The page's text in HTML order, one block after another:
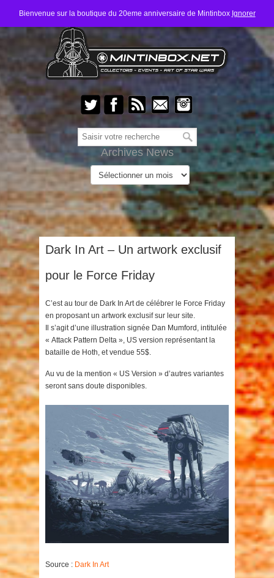
Bienvenue sur la boutique du 20eme anniversaire de Mintinbox Ignorer
Archives News
Dark In Art – Un artwork exclusif
pour le Force Friday
C’est au tour de Dark In Art de célébrer le Force Friday
en proposant un artwork exclusif sur leur site.
Il s’agit d’une illustration signée Dan Mumford, intitulée
« Attack Pattern Delta », US version représentant la
bataille de Hoth, et vendue 55$.
Au vu de la mention « US Version » d’autres variantes
seront sans doute disponibles.
Source : Dark In Art